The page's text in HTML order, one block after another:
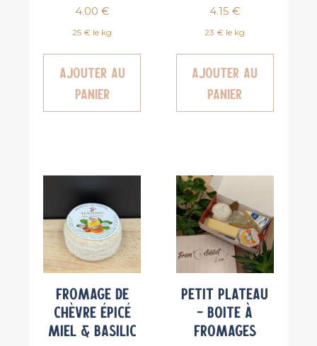
4.00 €
25 € le kg
Ajouter au
panier
4.15 €
23 € le kg
Ajouter au
panier
Fromage de
chèvre épicé
Miel & Basilic
Petit Plateau
– Boite à
fromages